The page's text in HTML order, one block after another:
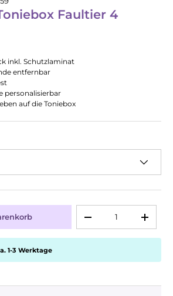
Faultier 4
inkl. Schutzlaminat
entfernbar
personalisierbar
auf die Toniebox
-
+
1-3 Werktage